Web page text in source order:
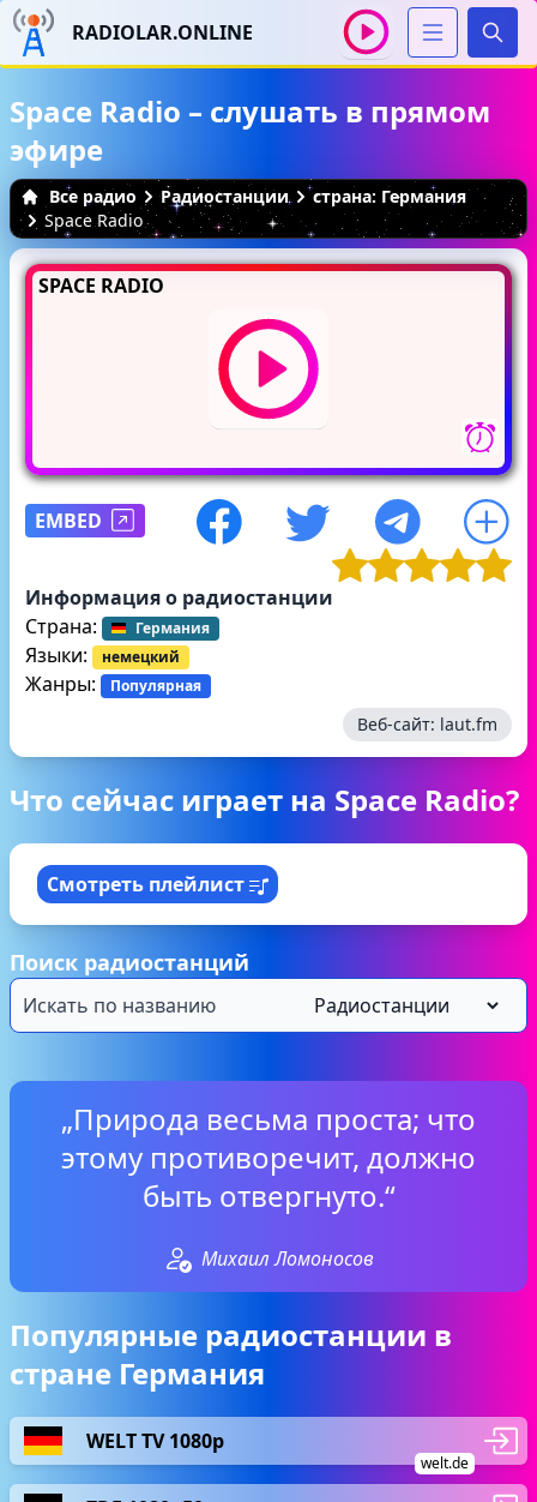
RADIOLAR.ONLINE
Space Radio – слушать в прямом
эфире
Все радио Радиостанции
страна: Германия
Space Radio
SPACE RADIO
EMBED
Информация о радиостанции
Страна:
Германия
Языки: немецкий
Жанры: Популярная
Веб-сайт: laut.fm
Что сейчас играет на Space Radio?
Смотреть плейлист
Поиск радиостанций
„Природа весьма проста; что
этому противоречит, должно
быть отвергнуто.“
Михаил Ломоносов
Популярные радиостанции в
стране Германия
WELT TV 1080p
welt.de